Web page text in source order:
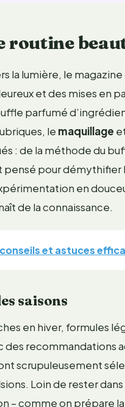
routine
la lumière, le
et des mises en
parfumé
le maquillage
: de la méthode du
pensé pour démythifier
en
de la connaissance.
et astuces
saisons
en hiver, formules
des recommandations
scrupuleusement
Loin de rester dans
comme on prépare la